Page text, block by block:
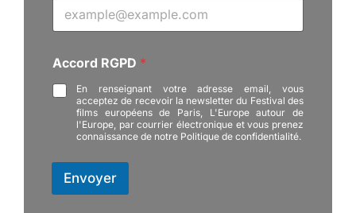
Accord RGPD *
En renseignant votre adresse email, vous
acceptez de recevoir la newsletter du Festival des
films européens de Paris, L'Europe autour de
l'Europe, par courrier électronique et vous prenez
connaissance de notre Politique de confidentialité.
Envoyer